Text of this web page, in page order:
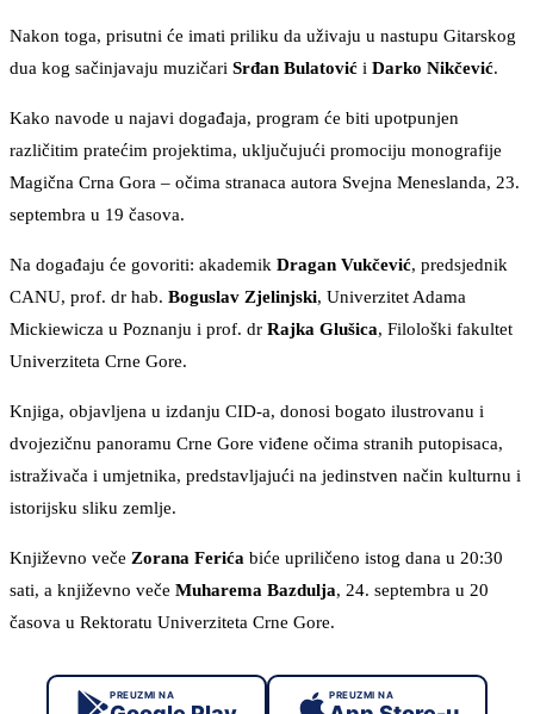
Nakon toga, prisutni će imati priliku da uživaju u nastupu Gitarskog
dua kog sačinjavaju muzičari Srđan Bulatović i Darko Nikčević.
Kako navode u najavi događaja, program će biti upotpunjen
različitim pratećim projektima, uključujući promociju monografije
Magična Crna Gora – očima stranaca autora Svejna Meneslanda, 23.
septembra u 19 časova.
Na događaju će govoriti: akademik Dragan Vukčević, predsjednik
CANU, prof. dr hab. Boguslav Zjelinjski, Univerzitet Adama
Mickiewicza u Poznanju i prof. dr Rajka Glušica, Filološki fakultet
Univerziteta Crne Gore.
Knjiga, objavljena u izdanju CID-a, donosi bogato ilustrovanu i
dvojezičnu panoramu Crne Gore viđene očima stranih putopisaca,
istraživača i umjetnika, predstavljajući na jedinstven način kulturnu i
istorijsku sliku zemlje.
Književno veče Zorana Ferića biće upriličeno istog dana u 20:30
sati, a književno veče Muharema Bazdulja, 24. septembra u 20
časova u Rektoratu Univerziteta Crne Gore.
PREUZMI NA PREUZMI NA